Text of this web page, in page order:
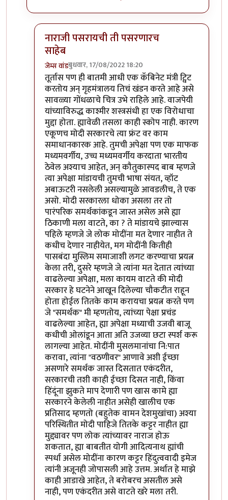
नाराजी पसरायची ती पसरणारच
साहेब
जेम्स वांडबुधवार, 17/08/2022 18:20
In reply toनिषेधार्हbyक्लिंटन
तूर्तास पण ही बातमी आधी एक कॅबिनेट मंत्री ट्विट
करतोय अन् गृहमंत्रालय तिचं खंडन करते आहे असे
सावळ्या गोंधळाचे चित्र उभे राहिले आहे. वाजपेयी
यांच्याविरुद्ध काश्मीर शस्त्रसंधी हा एक विरोधाचा
मुद्दा होता. ह्यावेळी तसला काही स्कोप नाही. कारण
एकूणच मोदी सरकारचे त्या फ्रंट वर काम
समाधानकारक आहे. तुमची अपेक्षा पण एक माफक
मध्यमवर्गीय, उच्च मध्यमवर्गीय करदाता भारतीय
ठेवेल अश्याच आहेत, अन् कौतुकास्पद बाब म्हणजे
त्या अपेक्षा मांडायची तुमची भाषा संयत, व्हॉट
अबाऊटरी नसलेली असल्यामुळे आवडलीच, ते एक
असो. मोदी सरकारला धोका असला तर तो
पारंपरिक समर्थकांकडून जास्त असेल असे ह्या
ठिकाणी मला वाटते, का ? ते मांडायचे झाल्यास
पहिले म्हणजे जे लोक मोदींना मत देणार नाहीत ते
कधीच देणार नाहीयेत, मग मोदींनी कितीही
पासबंदा मुस्लिम समाजाशी लगट करण्याचा प्रयत्न
केला तरी, दुसरे म्हणजे जे त्यांना मत देतात त्यांच्या
वाढलेल्या अपेक्षा, मला कायम वाटते की मोदी
सरकार हे घटनेने आखून दिलेल्या चौकटीत राहून
होता होईल तितके काम करायचा प्रयत्न करते पण
जे "समर्थक" मी म्हणतोय, त्यांच्या पेक्षा प्रचंड
वाढलेल्या आहेत, ह्या अपेक्षा मध्याची उजवी बाजू
कधीची ओलांडून आता अति उजव्या छटा स्पर्श करू
लागल्या आहेत. मोदींनी मुसलमानांचा नि:पात
करावा, त्यांना "वठणीवर" आणावे अशी ईच्छा
असणारे समर्थक जास्त दिसतात एकंदरीत,
सरकारची तशी काही ईच्छा दिसत नाही, किंवा
हिंदूंना झुकते माप देणारी पण खास कामे ह्या
सरकारने केलेली नाहीत असेही खालीच एक
प्रतिसाद म्हणतो (बहुतेक वामन देशमुखांचा) अश्या
परिस्थितीत मोदी पाहिजे तितके कट्टर नाहीत ह्या
मुद्द्यावर पण लोक त्यांच्यावर नाराज होऊ
शकतात, ह्या बाबतीत योगी आदित्यनाथ ह्यांची
स्पर्धा असेल मोदींना कारण कट्टर हिंदुत्ववादी इमेज
त्यांनी अजूनही जोपासली आहे उत्तम. अर्थात हे माझे
काही आडाखे आहेत, ते बरोबरच असतील असे
नाही, पण एकंदरीत असे वाटते खरे मला तरी.